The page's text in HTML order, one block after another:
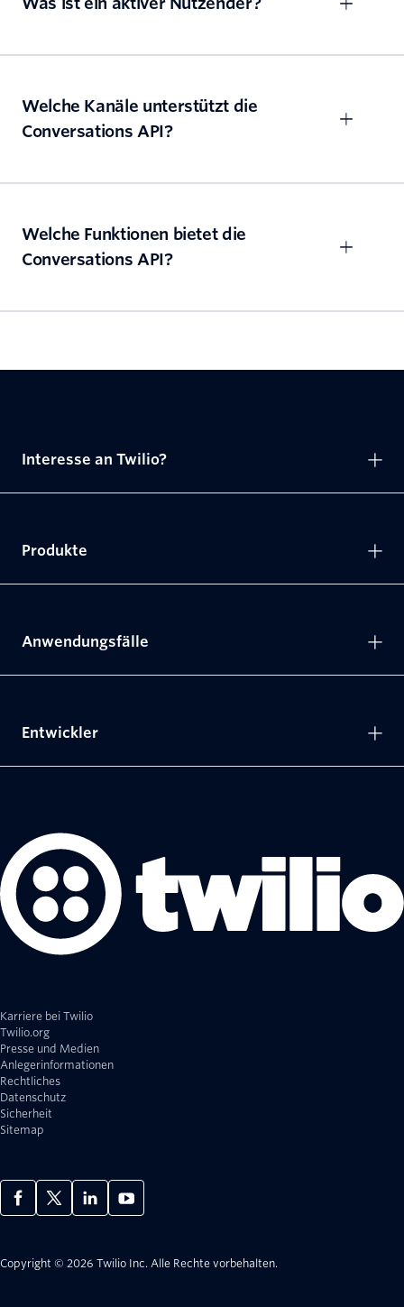
Welche Kanäle unterstützt die
Conversations API?
Welche Funktionen bietet die
Conversations API?
Karriere bei Twilio
Twilio.org
Presse und Medien
Anlegerinformationen
Rechtliches
Datenschutz
Sicherheit
Sitemap
Copyright © 2026 Twilio Inc. Alle Rechte vorbehalten.
Interesse an Twilio?
Produkte
Anwendungsfälle
Entwickler